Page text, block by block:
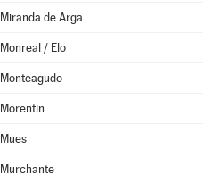
Miranda de Arga
Monreal / Elo
Monteagudo
Morentin
Mues
Murchante